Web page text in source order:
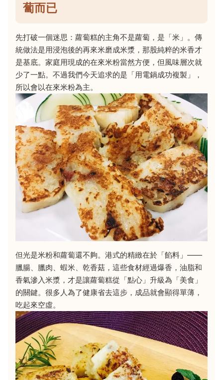
蔔而已
先打破一個迷思：蘿蔔糕的主角不是蘿蔔，是「米」。傳
統做法是用浸泡後的再來米磨成米漿，那股純粹的米香才
是基底。家庭用現成的在來米粉當然方便，但風味層次就
少了一點。不過我們今天追求的是「用電鍋成功複製」，
所以會以在來米粉為主。
但光是米粉和蘿蔔還不夠。港式的精緻在於「餡料」——
臘腸、臘肉、蝦米、乾香菇，這些食材經過爆香，油脂和
香氣滲入米漿，才是讓蘿蔔糕從「點心」升級為「美食」
的關鍵。很多人為了健康省去這步，成品就會顯得單薄，
吃起來空虛。